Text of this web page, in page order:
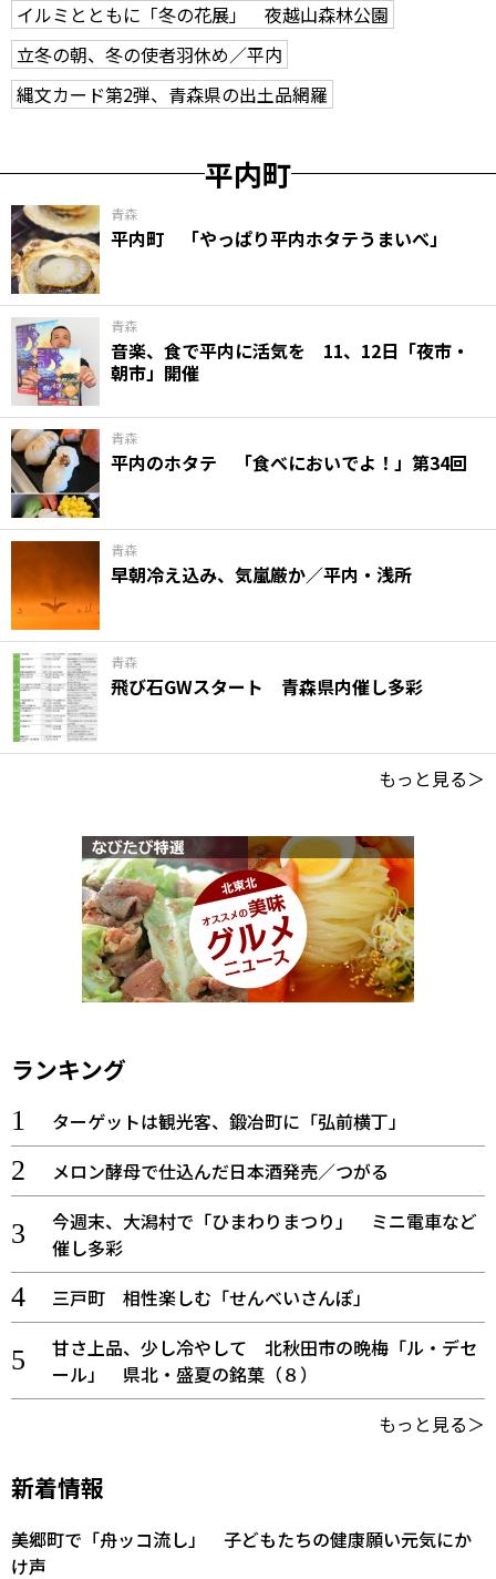
イルミとともに「冬の花展」 夜越山森林公園
立冬の朝、冬の使者羽休め／平内
縄文カード第2弾、青森県の出土品網羅
平内町
青森
平内町 「やっぱり平内ホタテうまいべ」
青森
音楽、食で平内に活気を 11、12日「夜市・
朝市」開催
青森
平内のホタテ 「食べにおいでよ！」第34回
青森
早朝冷え込み、気嵐厳か／平内・浅所
青森
飛び石GWスタート 青森県内催し多彩
もっと見る＞
ランキング
ターゲットは観光客、鍛冶町に「弘前横丁」
メロン酵母で仕込んだ日本酒発売／つがる
今週末、大潟村で「ひまわりまつり」 ミニ電車など
催し多彩
三戸町 相性楽しむ「せんべいさんぽ」
甘さ上品、少し冷やして 北秋田市の晩梅「ル・デセ
ール」 県北・盛夏の銘菓（８）
もっと見る＞
新着情報
美郷町で「舟ッコ流し」 子どもたちの健康願い元気にか
け声